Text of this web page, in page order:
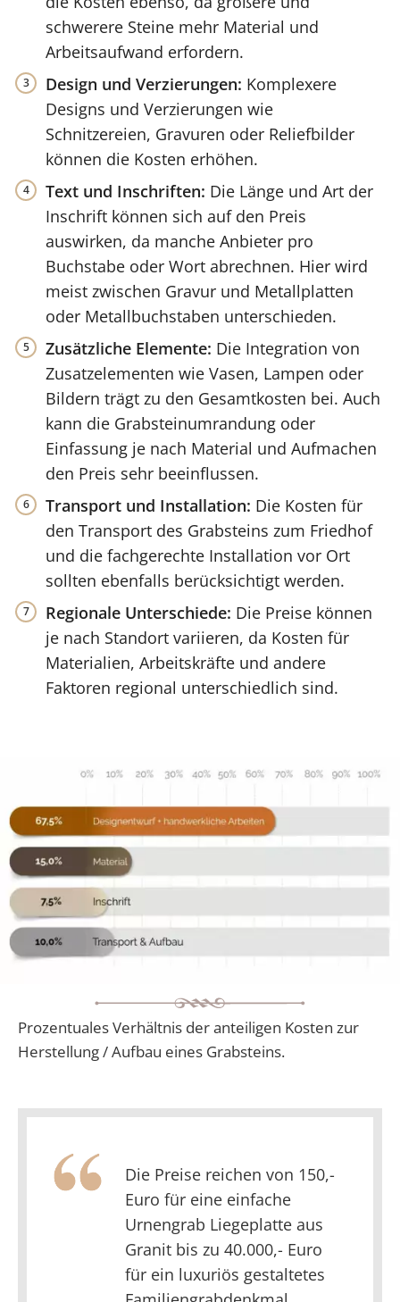
schwerere Steine mehr Material und
Arbeitsaufwand erfordern.
Design und Verzierungen: Komplexere
Designs und Verzierungen wie
Schnitzereien, Gravuren oder Reliefbilder
können die Kosten erhöhen.
Text und Inschriften: Die Länge und Art der
Inschrift können sich auf den Preis
auswirken, da manche Anbieter pro
Buchstabe oder Wort abrechnen. Hier wird
meist zwischen Gravur und Metallplatten
oder Metallbuchstaben unterschieden.
Zusätzliche Elemente: Die Integration von
Zusatzelementen wie Vasen, Lampen oder
Bildern trägt zu den Gesamtkosten bei. Auch
kann die Grabsteinumrandung oder
Einfassung je nach Material und Aufmachen
den Preis sehr beeinflussen.
Transport und Installation: Die Kosten für
den Transport des Grabsteins zum Friedhof
und die fachgerechte Installation vor Ort
sollten ebenfalls berücksichtigt werden.
Regionale Unterschiede: Die Preise können
je nach Standort variieren, da Kosten für
Materialien, Arbeitskräfte und andere
Faktoren regional unterschiedlich sind.
Prozentuales Verhältnis der anteiligen Kosten zur
Herstellung / Aufbau eines Grabsteins.
Die Preise reichen von 150,-
Euro für eine einfache
Urnengrab Liegeplatte aus
Granit bis zu 40.000,- Euro
für ein luxuriös gestaltetes